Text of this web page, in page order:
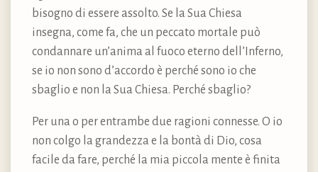
bisogno di essere assolto. Se la Sua Chiesa
insegna, come fa, che un peccato mortale può
condannare un’anima al fuoco eterno dell’Inferno,
se io non sono d’accordo è perché sono io che
sbaglio e non la Sua Chiesa. Perché sbaglio?
Per una o per entrambe due ragioni connesse. O io
non colgo la grandezza e la bontà di Dio, cosa
facile da fare, perché la mia piccola mente è finita